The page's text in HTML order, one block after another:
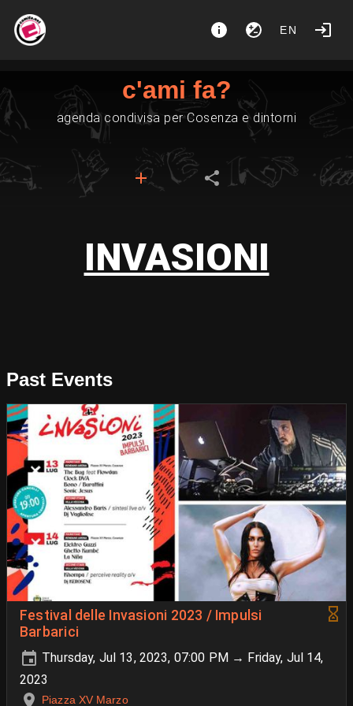
EN
c'ami fa?
agenda condivisa per Cosenza e dintorni
INVASIONI
Past Events
Festival delle Invasioni 2023 / Impulsi
Barbarici
Thursday, Jul 13, 2023, 07:00 PM → Friday, Jul 14,
2023
Piazza XV Marzo